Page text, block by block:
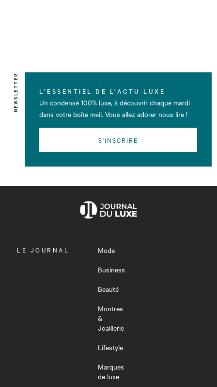
NEWSLETTER L’ESSENTIEL DE L’ACTU LUXE
Un condensé 100% luxe, à découvrir chaque mardi
dans votre boîte mail. Vous allez adorer nous lire !
S'INSCRIRE
OUVRIR
LE JOURNAL
Mode
Business
Beauté
Montres
&
Joaillerie
Lifestyle
Marques
de luxe